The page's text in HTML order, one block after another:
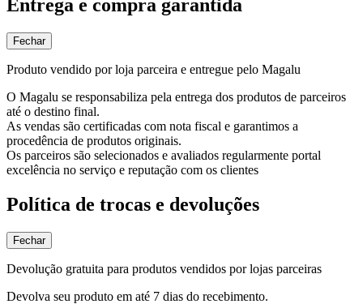
Entrega e compra garantida
Fechar
Produto vendido por loja parceira e entregue pelo Magalu
O Magalu se responsabiliza pela entrega dos produtos de parceiros
até o destino final.
As vendas são certificadas com nota fiscal e garantimos a
procedência de produtos originais.
Os parceiros são selecionados e avaliados regularmente portal
excelência no serviço e reputação com os clientes
Política de trocas e devoluções
Fechar
Devolução gratuita para produtos vendidos por lojas parceiras
Devolva seu produto em até 7 dias do recebimento.